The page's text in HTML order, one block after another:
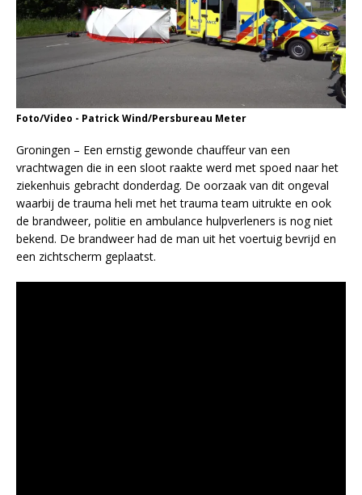
Foto/Video - Patrick Wind/Persbureau Meter
Groningen – Een ernstig gewonde chauffeur van een
vrachtwagen die in een sloot raakte werd met spoed naar het
ziekenhuis gebracht donderdag. De oorzaak van dit ongeval
waarbij de trauma heli met het trauma team uitrukte en ook
de brandweer, politie en ambulance hulpverleners is nog niet
bekend. De brandweer had de man uit het voertuig bevrijd en
een zichtscherm geplaatst.